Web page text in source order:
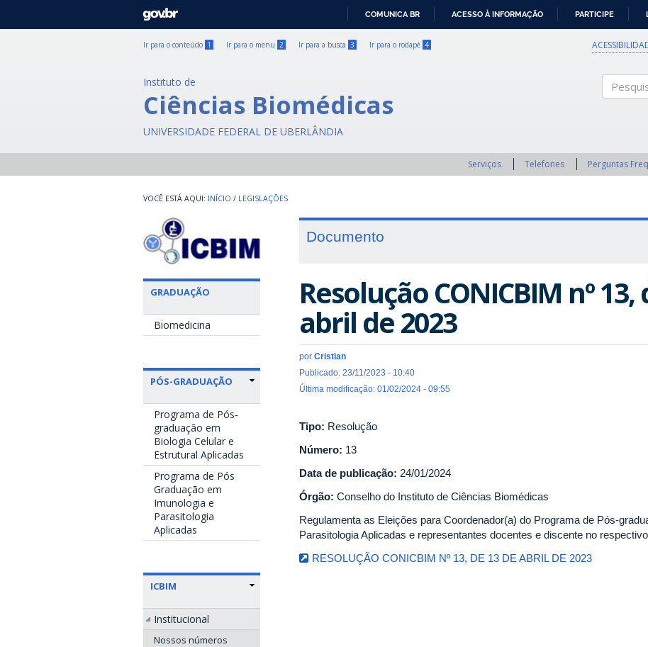
GOVBR
COMUNICA BR ACESSO À INFORMAÇÃO PARTICIPE
Ir para o conteúdo 1 Ir para o menu 2 Ir para a busca 3 Ir para o rodapé 4
Instituto de
Ciências Biomédicas
UNIVERSIDADE FEDERAL DE UBERLÂNDIA
Serviços Telefones Perguntas
INÍCIO / LEGISLAÇÕES
GRADUAÇÃO
Biomedicina
PÓS-GRADUAÇÃO
Programa de Pós-
graduação em
Biologia Celular e
Estrutural Aplicadas
Programa de Pós
Graduação em
Imunologia e
Parasitologia
Aplicadas
ICBIM
Institucional
Nossos números
Documento
Resolução CONICBIM nº 13,
abril de 2023
por Cristian
Publicado: 23/11/2023 - 10:40
Última modificação: 01/02/2024 - 09:55
Tipo: Resolução
Número: 13
Data de publicação: 24/01/2024
Órgão: Conselho do Instituto de Ciências Biomédicas
Regulamenta as Eleições para Coordenador(a) do Programa de Pós-
Parasitologia Aplicadas e representantes docentes e discente no
RESOLUÇÃO CONICBIM Nº 13, DE 13 DE ABRIL DE 2023